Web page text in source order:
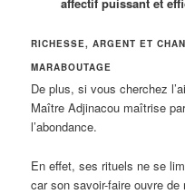
RICHESSE, ARGENT ET
MARABOUTAGE
De plus, si vous cherchez
Maître Adjinacou maîtrise
l’abondance.
En effet, ses rituels ne se
car son savoir-faire ouvre